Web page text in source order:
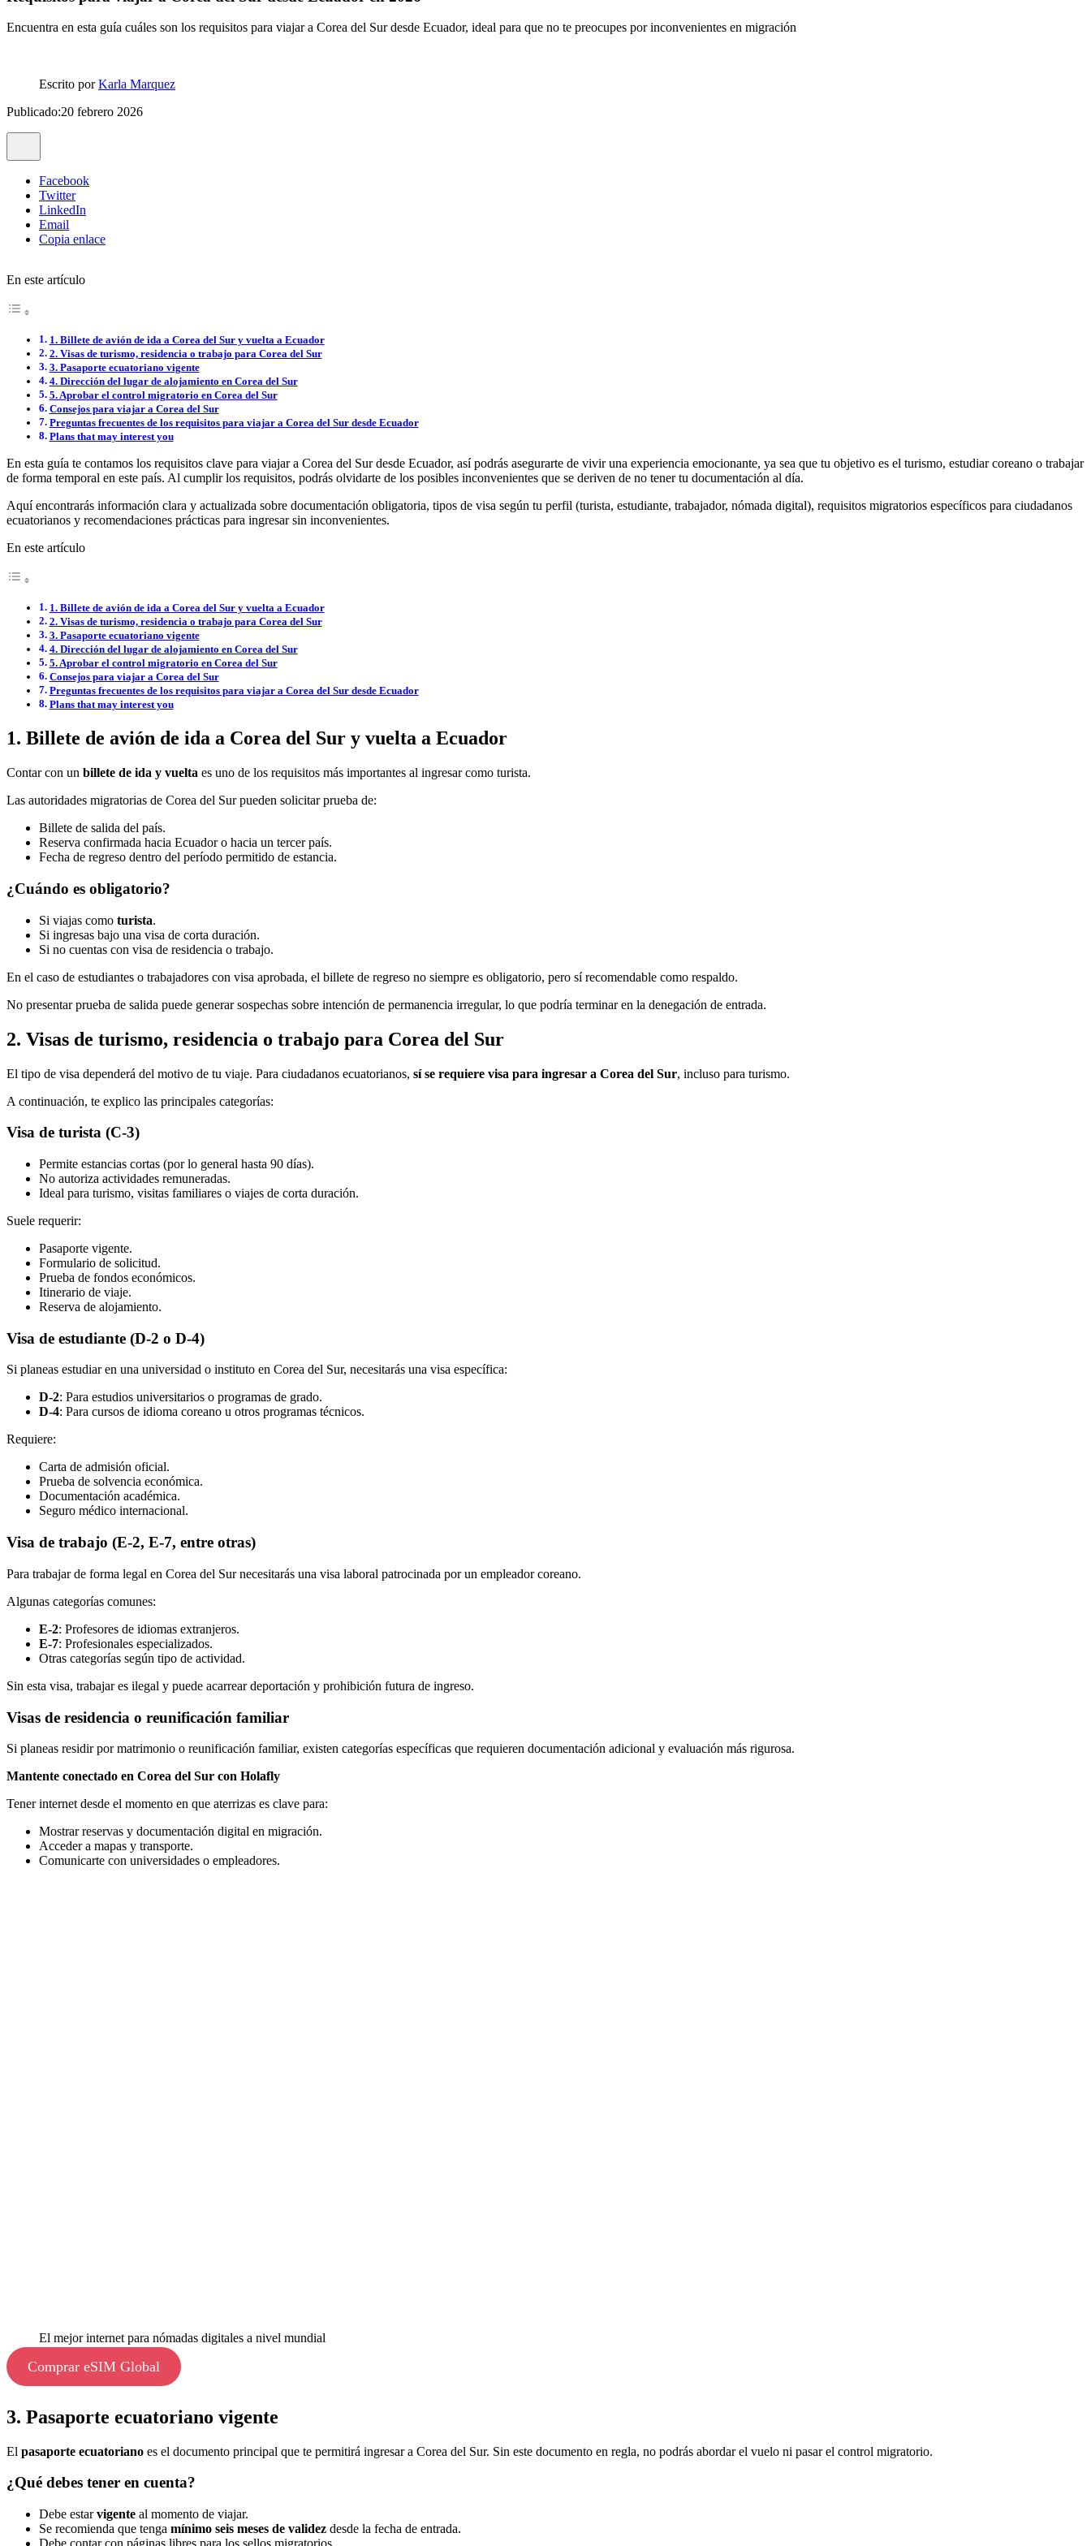
Encuentra en esta guía cuáles son los requisitos para viajar a Corea del Sur desde Ecuador, ideal para que no te preocupes por inconvenientes en migración
Escrito porKarla Marquez
Publicado:20 febrero 2026
Facebook
Twitter
LinkedIn
Email
Copia enlace
En este artículo
1. Billete de avión de ida a Corea del Sur y vuelta a Ecuador
2. Visas de turismo, residencia o trabajo para Corea del Sur
3. Pasaporte ecuatoriano vigente
4. Dirección del lugar de alojamiento en Corea del Sur
5. Aprobar el control migratorio en Corea del Sur
Consejos para viajar a Corea del Sur
Preguntas frecuentes de los requisitos para viajar a Corea del Sur desde Ecuador
Plans that may interest you
En esta guía te contamos los requisitos clave para viajar a Corea del Sur desde Ecuador, así podrás asegurarte de vivir una experiencia emocionante, ya sea que tu objetivo es el turismo, estudiar coreano o trabajar
de forma temporal en este país. Al cumplir los requisitos, podrás olvidarte de los posibles inconvenientes que se deriven de no tener tu documentación al día.
Aquí encontrarás información clara y actualizada sobre documentación obligatoria, tipos de visa según tu perfil (turista, estudiante, trabajador, nómada digital), requisitos migratorios específicos para ciudadanos
ecuatorianos y recomendaciones prácticas para ingresar sin inconvenientes.
En este artículo
1. Billete de avión de ida a Corea del Sur y vuelta a Ecuador
2. Visas de turismo, residencia o trabajo para Corea del Sur
3. Pasaporte ecuatoriano vigente
4. Dirección del lugar de alojamiento en Corea del Sur
5. Aprobar el control migratorio en Corea del Sur
Consejos para viajar a Corea del Sur
Preguntas frecuentes de los requisitos para viajar a Corea del Sur desde Ecuador
Plans that may interest you
1. Billete de avión de ida a Corea del Sur y vuelta a Ecuador
Contar con un billete de ida y vuelta es uno de los requisitos más importantes al ingresar como turista.
Las autoridades migratorias de Corea del Sur pueden solicitar prueba de:
Billete de salida del país.
Reserva confirmada hacia Ecuador o hacia un tercer país.
Fecha de regreso dentro del período permitido de estancia.
¿Cuándo es obligatorio?
Si viajas como turista.
Si ingresas bajo una visa de corta duración.
Si no cuentas con visa de residencia o trabajo.
En el caso de estudiantes o trabajadores con visa aprobada, el billete de regreso no siempre es obligatorio, pero sí recomendable como respaldo.
No presentar prueba de salida puede generar sospechas sobre intención de permanencia irregular, lo que podría terminar en la denegación de entrada.
2. Visas de turismo, residencia o trabajo para Corea del Sur
El tipo de visa dependerá del motivo de tu viaje. Para ciudadanos ecuatorianos, sí se requiere visa para ingresar a Corea del Sur, incluso para turismo.
A continuación, te explico las principales categorías:
Visa de turista (C-3)
Permite estancias cortas (por lo general hasta 90 días).
No autoriza actividades remuneradas.
Ideal para turismo, visitas familiares o viajes de corta duración.
Suele requerir:
Pasaporte vigente.
Formulario de solicitud.
Prueba de fondos económicos.
Itinerario de viaje.
Reserva de alojamiento.
Visa de estudiante (D-2 o D-4)
Si planeas estudiar en una universidad o instituto en Corea del Sur, necesitarás una visa específica:
D-2: Para estudios universitarios o programas de grado.
D-4: Para cursos de idioma coreano u otros programas técnicos.
Requiere:
Carta de admisión oficial.
Prueba de solvencia económica.
Documentación académica.
Seguro médico internacional.
Visa de trabajo (E-2, E-7, entre otras)
Para trabajar de forma legal en Corea del Sur necesitarás una visa laboral patrocinada por un empleador coreano.
Algunas categorías comunes:
E-2: Profesores de idiomas extranjeros.
E-7: Profesionales especializados.
Otras categorías según tipo de actividad.
Sin esta visa, trabajar es ilegal y puede acarrear deportación y prohibición futura de ingreso.
Visas de residencia o reunificación familiar
Si planeas residir por matrimonio o reunificación familiar, existen categorías específicas que requieren documentación adicional y evaluación más rigurosa.
Mantente conectado en Corea del Sur con Holafly
Tener internet desde el momento en que aterrizas es clave para:
Mostrar reservas y documentación digital en migración.
Acceder a mapas y transporte.
Comunicarte con universidades o empleadores.
El mejor internet para nómadas digitales a nivel mundial
Comprar eSIM Global
3. Pasaporte ecuatoriano vigente
El pasaporte ecuatoriano es el documento principal que te permitirá ingresar a Corea del Sur. Sin este documento en regla, no podrás abordar el vuelo ni pasar el control migratorio.
¿Qué debes tener en cuenta?
Debe estarvigente al momento de viajar.
Se recomienda que tenga mínimo seis meses de validez desde la fecha de entrada.